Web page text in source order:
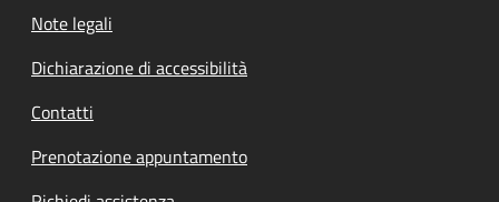
Note legali
Dichiarazione di accessibilità
Contatti
Prenotazione appuntamento